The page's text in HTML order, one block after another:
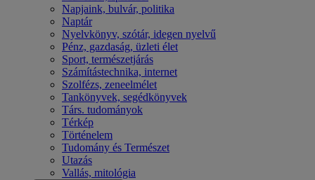
Napjaink, bulvár, politika
Naptár
Nyelvkönyv, szótár, idegen nyelvű
Pénz, gazdaság, üzleti élet
Sport, természetjárás
Számítástechnika, internet
Szolfézs, zeneelmélet
Tankönyvek, segédkönyvek
Társ. tudományok
Térkép
Történelem
Tudomány és Természet
Utazás
Vallás, mitológia